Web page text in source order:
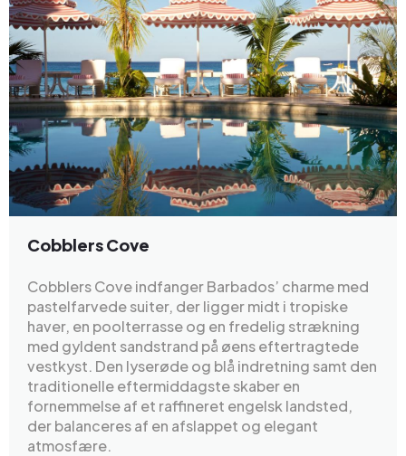
Cobblers Cove
Cobblers Cove indfanger Barbados’ charme med
pastelfarvede suiter, der ligger midt i tropiske
haver, en poolterrasse og en fredelig strækning
med gyldent sandstrand på øens eftertragtede
vestkyst. Den lyserøde og blå indretning samt den
traditionelle eftermiddagste skaber en
fornemmelse af et raffineret engelsk landsted,
der balanceres af en afslappet og elegant
atmosfære.